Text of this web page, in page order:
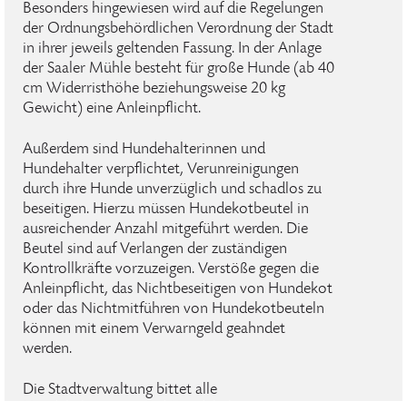
Besonders hingewiesen wird auf die Regelungen
der Ordnungsbehördlichen Verordnung der Stadt
in ihrer jeweils geltenden Fassung. In der Anlage
der Saaler Mühle besteht für große Hunde (ab 40
cm Widerristhöhe beziehungsweise 20 kg
Gewicht) eine Anleinpflicht.
Außerdem sind Hundehalterinnen und
Hundehalter verpflichtet, Verunreinigungen
durch ihre Hunde unverzüglich und schadlos zu
beseitigen. Hierzu müssen Hundekotbeutel in
ausreichender Anzahl mitgeführt werden. Die
Beutel sind auf Verlangen der zuständigen
Kontrollkräfte vorzuzeigen. Verstöße gegen die
Anleinpflicht, das Nichtbeseitigen von Hundekot
oder das Nichtmitführen von Hundekotbeuteln
können mit einem Verwarngeld geahndet
werden.
Die Stadtverwaltung bittet alle